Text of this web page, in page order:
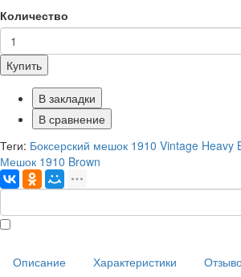
Количество
Купить
В закладки
В сравнение
Теги: Боксерский мешок 1910 Vintage Heavy
Мешок 1910 Brown
Описание Характеристики